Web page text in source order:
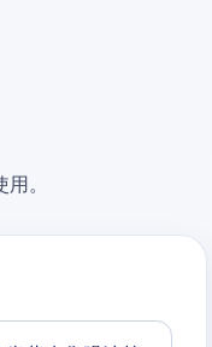
。